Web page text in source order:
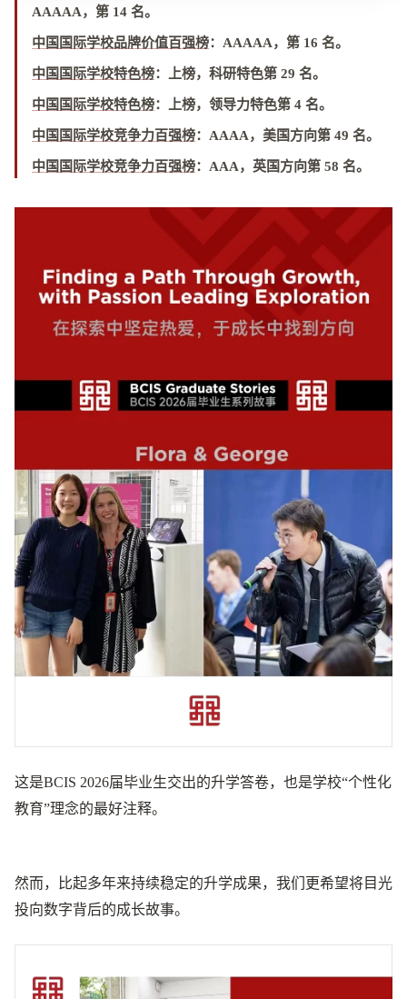
AAAAA，第 14 名。
中国国际学校品牌价值百强榜： AAAAA，第 16 名。
中国国际学校特色榜： 上榜，科研特色第 29 名。
中国国际学校特色榜： 上榜，领导力特色第 4 名。
中国国际学校竞争力百强榜： AAAA，美国方向第 49 名。
中国国际学校竞争力百强榜： AAA，英国方向第 58 名。
这是BCIS 2026届毕业生交出的升学答卷，也是学校“个性化
教育”理念的最好注释。
然而，比起多年来持续稳定的升学成果，我们更希望将目光
投向数字背后的成长故事。